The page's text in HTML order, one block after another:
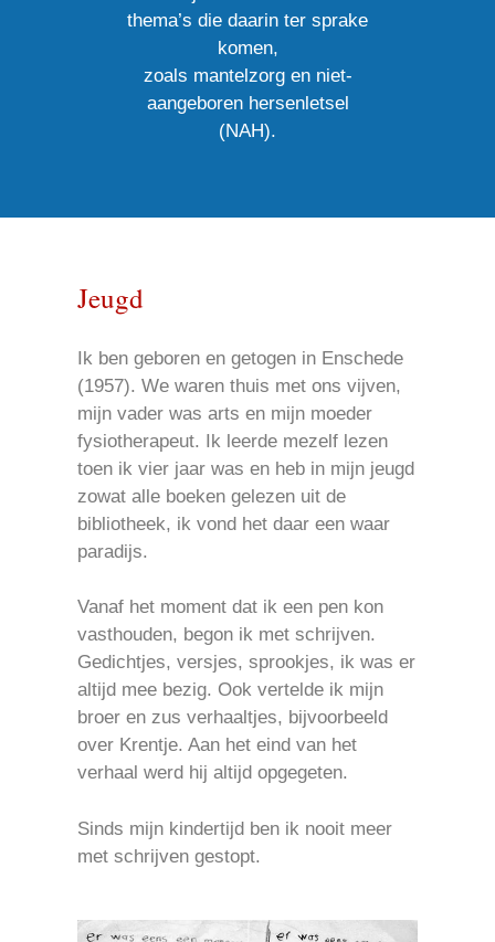
thema’s die daarin ter sprake
komen,
zoals mantelzorg en niet-
aangeboren hersenletsel
(NAH).
Jeugd
Ik ben geboren en getogen in Enschede
(1957). We waren thuis met ons vijven,
mijn vader was arts en mijn moeder
fysiotherapeut. Ik leerde mezelf lezen
toen ik vier jaar was en heb in mijn jeugd
zowat alle boeken gelezen uit de
bibliotheek, ik vond het daar een waar
paradijs.
Vanaf het moment dat ik een pen kon
vasthouden, begon ik met schrijven.
Gedichtjes, versjes, sprookjes, ik was er
altijd mee bezig. Ook vertelde ik mijn
broer en zus verhaaltjes, bijvoorbeeld
over Krentje. Aan het eind van het
verhaal werd hij altijd opgegeten.
Sinds mijn kindertijd ben ik nooit meer
met schrijven gestopt.